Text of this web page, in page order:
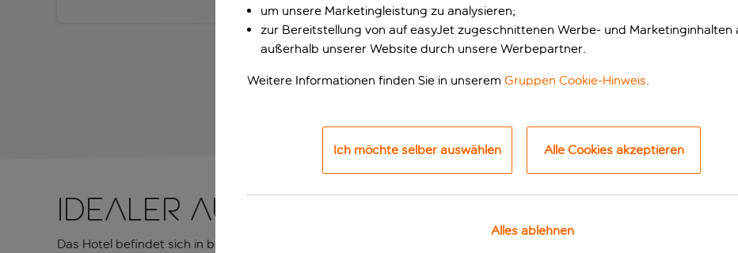
Idealer Ausgangspunkt für die
Das Hotel befindet sich in bester Lage, nur 10 Minuten von der Sagrada Familia entfernt, und ist ein idealer
um unsere Marketingleistung zu analysieren;
zur Bereitstellung von auf easyJet zugeschnittenen Werbe- und Marketinginhalten
außerhalb unserer Website durch unsere Werbepartner.
Weitere Informationen finden Sie in unserem Gruppen Cookie-Hinweis
Ich möchte selber auswählen Alle Cookies akzeptieren
Alles ablehnen